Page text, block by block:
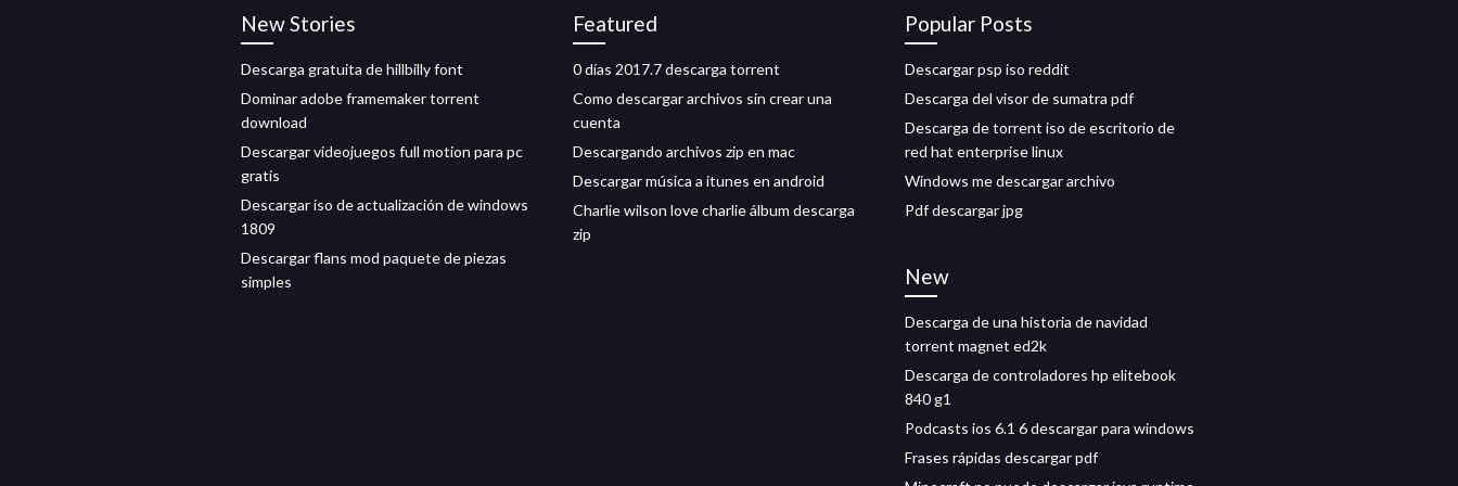
New Stories
Descarga gratuita de hillbilly font
Dominar adobe framemaker torrent
download
Descargar videojuegos full motion para pc
gratis
Descargar iso de actualización de windows
1809
Descargar flans mod paquete de piezas
simples
Featured
0 días 2017.7 descarga torrent
Como descargar archivos sin crear una
cuenta
Descargando archivos zip en mac
Descargar música a itunes en android
Charlie wilson love charlie álbum descarga
zip
Popular Posts
Descargar psp iso reddit
Descarga del visor de sumatra pdf
Descarga de torrent iso de escritorio de
red hat enterprise linux
Windows me descargar archivo
Pdf descargar jpg
New
Descarga de una historia de navidad
torrent magnet ed2k
Descarga de controladores hp elitebook
840 g1
Podcasts ios 6.1 6 descargar para windows
Frases rápidas descargar pdf